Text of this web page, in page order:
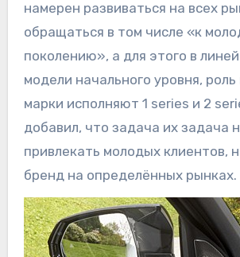
намерен развиваться на всех
обращаться в том числе «к
поколению», а для этого в
модели начального уровня,
марки исполняют 1 series и 2
добавил, что задача их задача
привлекать молодых клиентов,
бренд на определённых рынках.